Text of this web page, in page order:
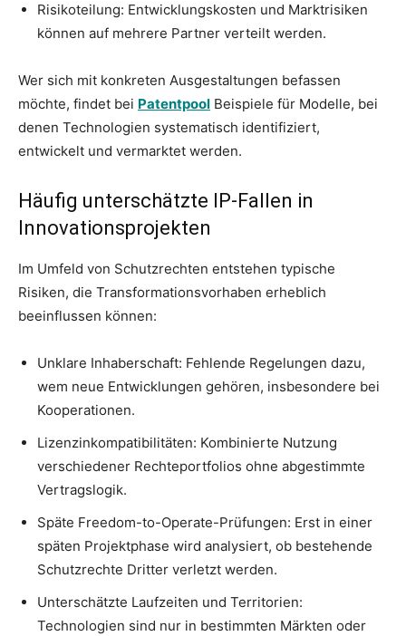
Risikoteilung: Entwicklungskosten und Marktrisiken
können auf mehrere Partner verteilt werden.
Wer sich mit konkreten Ausgestaltungen befassen
möchte, findet bei Patentpool Beispiele für Modelle, bei
denen Technologien systematisch identifiziert,
entwickelt und vermarktet werden.
Häufig unterschätzte IP-Fallen in
Innovationsprojekten
Im Umfeld von Schutzrechten entstehen typische
Risiken, die Transformationsvorhaben erheblich
beeinflussen können:
Unklare Inhaberschaft: Fehlende Regelungen dazu,
wem neue Entwicklungen gehören, insbesondere bei
Kooperationen.
Lizenzinkompatibilitäten: Kombinierte Nutzung
verschiedener Rechteportfolios ohne abgestimmte
Vertragslogik.
Späte Freedom-to-Operate-Prüfungen: Erst in einer
späten Projektphase wird analysiert, ob bestehende
Schutzrechte Dritter verletzt werden.
Unterschätzte Laufzeiten und Territorien:
Technologien sind nur in bestimmten Märkten oder